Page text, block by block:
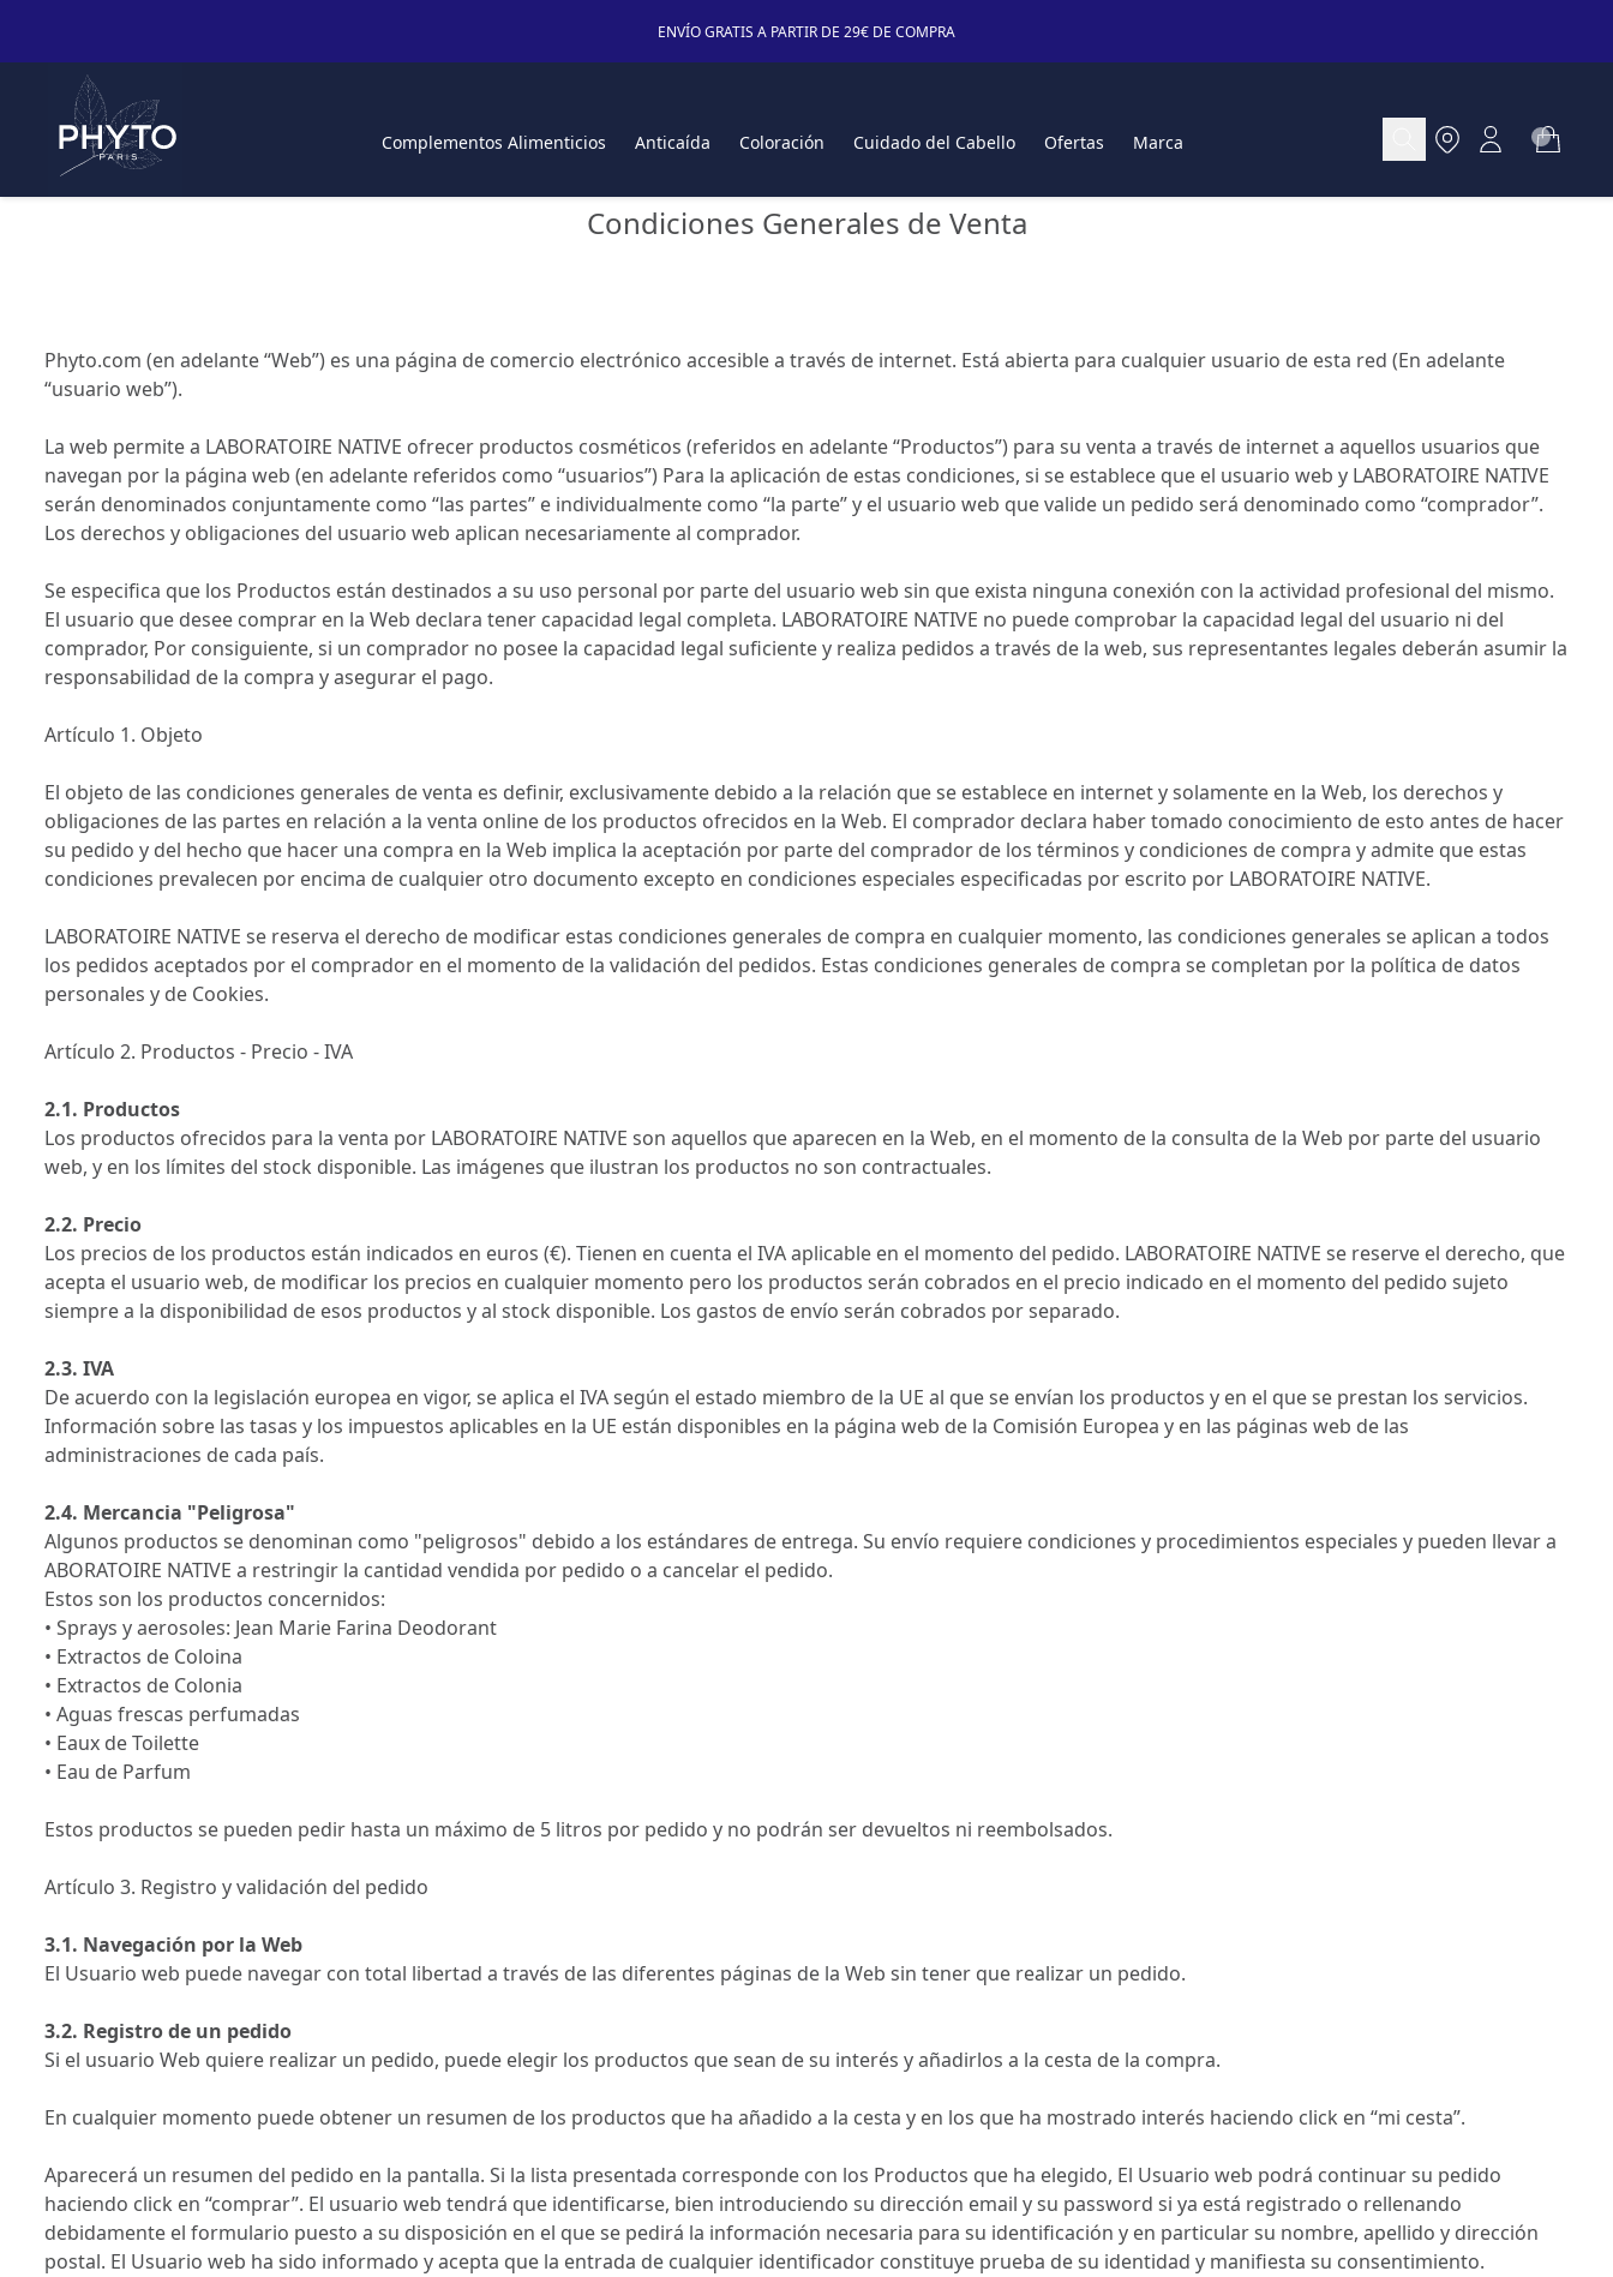
ENVÍO GRATIS A PARTIR DE 29€ DE COMPRA
Complementos Alimenticios Anticaída Coloración Cuidado del Cabello Ofertas Marca
Condiciones Generales de Venta
Phyto.com (en adelante “Web”) es una página de comercio electrónico accesible a través de internet. Está abierta para cualquier usuario de esta red (En adelante
“usuario web”).
La web permite a LABORATOIRE NATIVE ofrecer productos cosméticos (referidos en adelante “Productos”) para su venta a través de internet a aquellos usuarios que
navegan por la página web (en adelante referidos como “usuarios”) Para la aplicación de estas condiciones, si se establece que el usuario web y LABORATOIRE NATIVE
serán denominados conjuntamente como “las partes” e individualmente como “la parte” y el usuario web que valide un pedido será denominado como “comprador”.
Los derechos y obligaciones del usuario web aplican necesariamente al comprador.
Se especifica que los Productos están destinados a su uso personal por parte del usuario web sin que exista ninguna conexión con la actividad profesional del mismo.
El usuario que desee comprar en la Web declara tener capacidad legal completa. LABORATOIRE NATIVE no puede comprobar la capacidad legal del usuario ni del
comprador, Por consiguiente, si un comprador no posee la capacidad legal suficiente y realiza pedidos a través de la web, sus representantes legales deberán asumir la
responsabilidad de la compra y asegurar el pago.
Artículo 1. Objeto
El objeto de las condiciones generales de venta es definir, exclusivamente debido a la relación que se establece en internet y solamente en la Web, los derechos y
obligaciones de las partes en relación a la venta online de los productos ofrecidos en la Web. El comprador declara haber tomado conocimiento de esto antes de hacer
su pedido y del hecho que hacer una compra en la Web implica la aceptación por parte del comprador de los términos y condiciones de compra y admite que estas
condiciones prevalecen por encima de cualquier otro documento excepto en condiciones especiales especificadas por escrito por LABORATOIRE NATIVE.
LABORATOIRE NATIVE se reserva el derecho de modificar estas condiciones generales de compra en cualquier momento, las condiciones generales se aplican a todos
los pedidos aceptados por el comprador en el momento de la validación del pedidos. Estas condiciones generales de compra se completan por la política de datos
personales y de Cookies.
Artículo 2. Productos - Precio - IVA
2.1. Productos
Los productos ofrecidos para la venta por LABORATOIRE NATIVE son aquellos que aparecen en la Web, en el momento de la consulta de la Web por parte del usuario
web, y en los límites del stock disponible. Las imágenes que ilustran los productos no son contractuales.
2.2. Precio
Los precios de los productos están indicados en euros (€). Tienen en cuenta el IVA aplicable en el momento del pedido. LABORATOIRE NATIVE se reserve el derecho, que
acepta el usuario web, de modificar los precios en cualquier momento pero los productos serán cobrados en el precio indicado en el momento del pedido sujeto
siempre a la disponibilidad de esos productos y al stock disponible. Los gastos de envío serán cobrados por separado.
2.3. IVA
De acuerdo con la legislación europea en vigor, se aplica el IVA según el estado miembro de la UE al que se envían los productos y en el que se prestan los servicios.
Información sobre las tasas y los impuestos aplicables en la UE están disponibles en la página web de la Comisión Europea y en las páginas web de las
administraciones de cada país.
2.4. Mercancia "Peligrosa"
Algunos productos se denominan como "peligrosos" debido a los estándares de entrega. Su envío requiere condiciones y procedimientos especiales y pueden llevar a
ABORATOIRE NATIVE a restringir la cantidad vendida por pedido o a cancelar el pedido.
Estos son los productos concernidos:
• Sprays y aerosoles: Jean Marie Farina Deodorant
• Extractos de Coloina
• Extractos de Colonia
• Aguas frescas perfumadas
• Eaux de Toilette
• Eau de Parfum
Estos productos se pueden pedir hasta un máximo de 5 litros por pedido y no podrán ser devueltos ni reembolsados.
Artículo 3. Registro y validación del pedido
3.1. Navegación por la Web
El Usuario web puede navegar con total libertad a través de las diferentes páginas de la Web sin tener que realizar un pedido.
3.2. Registro de un pedido
Si el usuario Web quiere realizar un pedido, puede elegir los productos que sean de su interés y añadirlos a la cesta de la compra.
En cualquier momento puede obtener un resumen de los productos que ha añadido a la cesta y en los que ha mostrado interés haciendo click en “mi cesta”.
Aparecerá un resumen del pedido en la pantalla. Si la lista presentada corresponde con los Productos que ha elegido, El Usuario web podrá continuar su pedido
haciendo click en “comprar”. El usuario web tendrá que identificarse, bien introduciendo su dirección email y su password si ya está registrado o rellenando
debidamente el formulario puesto a su disposición en el que se pedirá la información necesaria para su identificación y en particular su nombre, apellido y dirección
postal. El Usuario web ha sido informado y acepta que la entrada de cualquier identificador constituye prueba de su identidad y manifiesta su consentimiento.